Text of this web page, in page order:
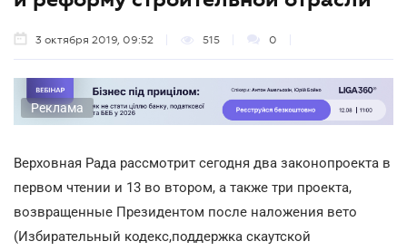
3 октября 2019, 09:52 515 0
Реклама
Верховная Рада рассмотрит сегодня два законопроекта в
первом чтении и 13 во втором, а также три проекта,
возвращенные Президентом после наложения вето
(Избирательный кодекс,поддержка скаутской